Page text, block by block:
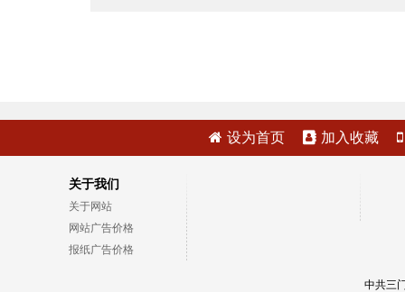
设为首页 加入收藏
关于我们
关于网站
网站广告价格
报纸广告价格
中共三